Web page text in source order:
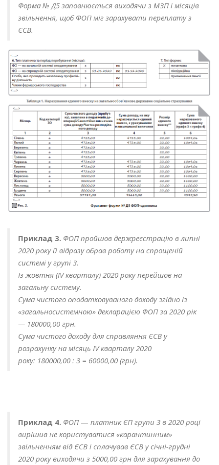
Форма № Д5 заповнюється виходячи з МЗП і місяців
звільнення, щоб ФОП міг зарахувати переплату з
ЄСВ.
Приклад 3. ФОП пройшов держреєстрацію в липні
2020 року й відразу обрав роботу на спрощеній
системі у групі 3.
Із жовтня (IV кварталу) 2020 року перейшов на
загальну систему.
Сума чистого оподатковуваного доходу згідно із
«загальносистемною» декларацією ФОП за 2020 рік
— 180000,00 грн.
Сума чистого доходу для справляння ЄСВ у
розрахунку на місяць IV кварталу 2020
року: 180000,00 : 3 = 60000,00 (грн).
Приклад 4. ФОП — платник ЄП групи 3 в 2020 році
вирішив не користуватися «карантинним»
звільненням від ЄСВ і сплачував ЄСВ у січні-грудні
2020 року виходячи з 5000,00 грн для зарахування до